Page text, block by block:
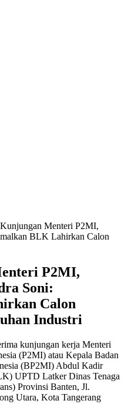
Menteri P2MI,
BLK Lahirkan Calon
P2MI,
Soni:
Calon
Industri
kunjungan kerja Menteri
(P2MI) atau Kepala Badan
(BP2MI) Abdul Kadir
UPTD Latker Dinas Tenaga
Provinsi Banten, Jl.
Utara, Kota Tangerang